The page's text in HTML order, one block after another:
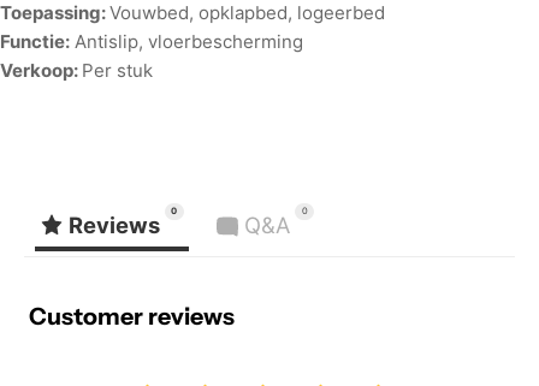
Toepassing:Vouwbed, opklapbed, logeerbed
Functie: Antislip, vloerbescherming
Verkoop: Per stuk
Reviews
0
Q&A
0
Customer reviews